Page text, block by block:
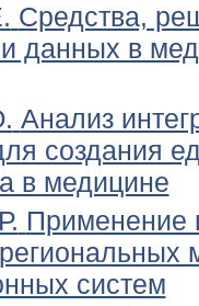
Средства,
данных в
Анализ
создания
в медицине
Применение
систем